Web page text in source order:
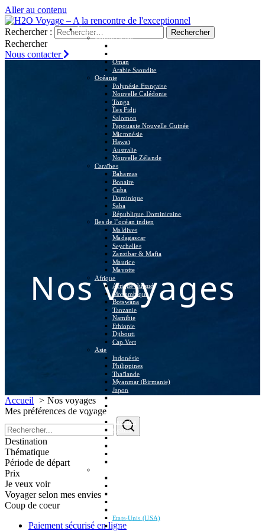
Aller au contenu
Rechercher :
Rechercher
Nous contacter
Nos voyages
Accueil
Nos voyages
Mes préférences de voyage
Destination
Thématique
Période de départ
Prix
Je veux voir
Voyager selon mes envies
Coup de coeur
Paiement sécurisé en ligne
Nos voyages
Moyen Orient
Oman
Arabie Saoudite
Océanie
Polynésie Française
Nouvelle Calédonie
Tonga
Îles Fidji
Salomon
Papouasie Nouvelle Guinée
Micronésie
Hawaï
Australie
Nouvelle Zélande
Caraïbes
Bahamas
Bonaire
Cuba
Dominique
Saba
République Dominicaine
Iles de l’océan indien
Maldives
Madagascar
Seychelles
Zanzibar & Mafia
Maurice
Mayotte
Afrique
Afrique du sud
Mozambique
Botswana
Tanzanie
Namibie
Ethiopie
Djibouti
Cap Vert
Asie
Indonésie
Philippines
Thaïlande
Myanmar (Birmanie)
Japon
Inde
Europe
Canaries
Açores
Royaume-Uni / Ecosse
Etats-Unis (USA)
Canada